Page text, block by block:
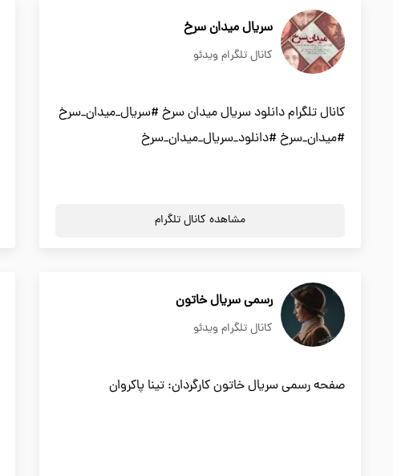
سریال میدان سرخ
کانال تلگرام ویدئو
کانال تلگرام دانلود سریال میدان سرخ #سریال_میدان_سرخ
#میدان_سرخ #دانلود_سریال_میدان_سرخ
مشاهده کانال تلگرام
رسمی سریال خاتون
کانال تلگرام ویدئو
صفحه رسمی سریال خاتون کارگردان: تینا پاکروان